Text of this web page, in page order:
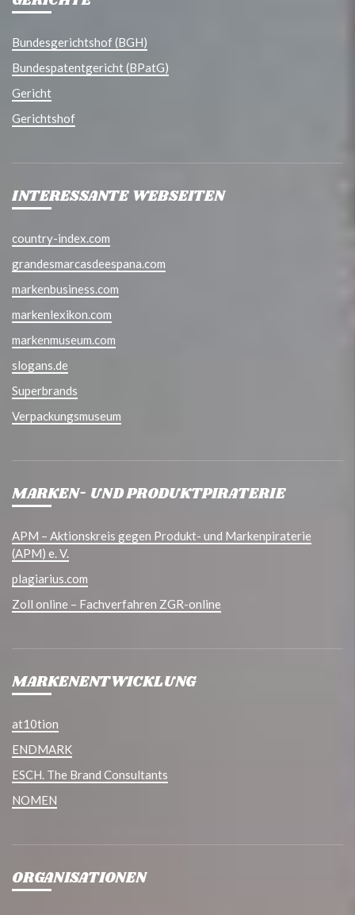
Bundesgerichtshof (BGH)
Bundespatentgericht (BPatG)
Gericht
Gerichtshof
INTERESSANTE WEBSEITEN
country-index.com
grandesmarcasdeespana.com
markenbusiness.com
markenlexikon.com
markenmuseum.com
slogans.de
Superbrands
Verpackungsmuseum
MARKEN- UND PRODUKTPIRATERIE
APM – Aktionskreis gegen Produkt- und Markenpiraterie
(APM) e. V.
plagiarius.com
Zoll online – Fachverfahren ZGR-online
MARKENENTWICKLUNG
at10tion
ENDMARK
ESCH. The Brand Consultants
NOMEN
ORGANISATIONEN